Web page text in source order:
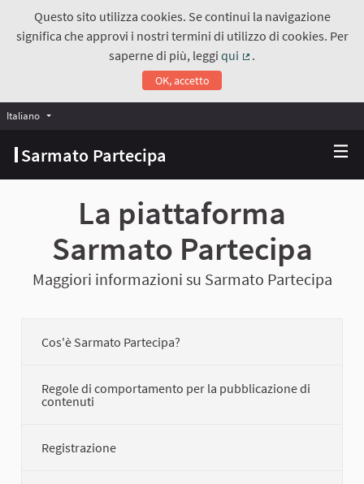
Questo sito utilizza cookies. Se continui la navigazione
significa che approvi i nostri termini di utilizzo di cookies. Per
saperne di più, leggiqui
.
OK, accetto
Sarmato Partecipa
Italiano Choose language
La piattaforma
Sarmato Partecipa
Maggiori informazioni su Sarmato Partecipa
Cos'è Sarmato Partecipa?
Regole di comportamento per la pubblicazione di
contenuti
Registrazione